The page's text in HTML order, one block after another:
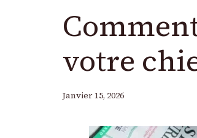
votre
Janvier 15, 2026